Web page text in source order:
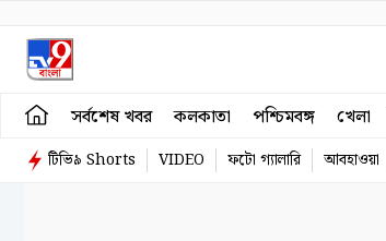
সর্বশেষ খবর কলকাতা পশ্চিমবঙ্গ খেলা
টিভি৯ Shorts VIDEO ফটো গ্যালারি আবহাওয়া